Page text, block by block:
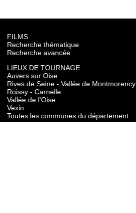
FILMS
Recherche thématique
Recherche avancée
LIEUX DE TOURNAGE
Auvers sur Oise
Rives de Seine - Vallée de Montmorency
Roissy - Carnelle
Vallée de l'Oise
Vexin
Toutes les communes du département